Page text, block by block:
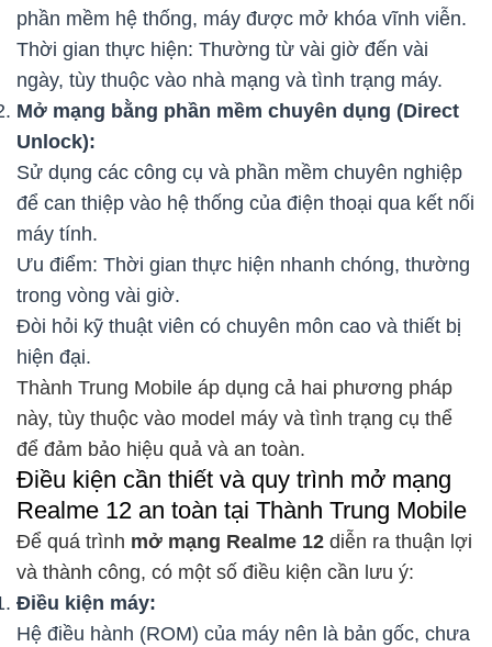
phần mềm hệ thống, máy được mở khóa vĩnh viễn.
Thời gian thực hiện: Thường từ vài giờ đến vài
ngày, tùy thuộc vào nhà mạng và tình trạng máy.
Mở mạng bằng phần mềm chuyên dụng (Direct
Unlock):
Sử dụng các công cụ và phần mềm chuyên nghiệp
để can thiệp vào hệ thống của điện thoại qua kết nối
máy tính.
Ưu điểm: Thời gian thực hiện nhanh chóng, thường
trong vòng vài giờ.
Đòi hỏi kỹ thuật viên có chuyên môn cao và thiết bị
hiện đại.
Thành Trung Mobile áp dụng cả hai phương pháp
này, tùy thuộc vào model máy và tình trạng cụ thể
để đảm bảo hiệu quả và an toàn.
Điều kiện cần thiết và quy trình mở mạng
Realme 12 an toàn tại Thành Trung Mobile
Để quá trình mở mạng Realme 12 diễn ra thuận lợi
và thành công, có một số điều kiện cần lưu ý:
Điều kiện máy:
Hệ điều hành (ROM) của máy nên là bản gốc, chưa